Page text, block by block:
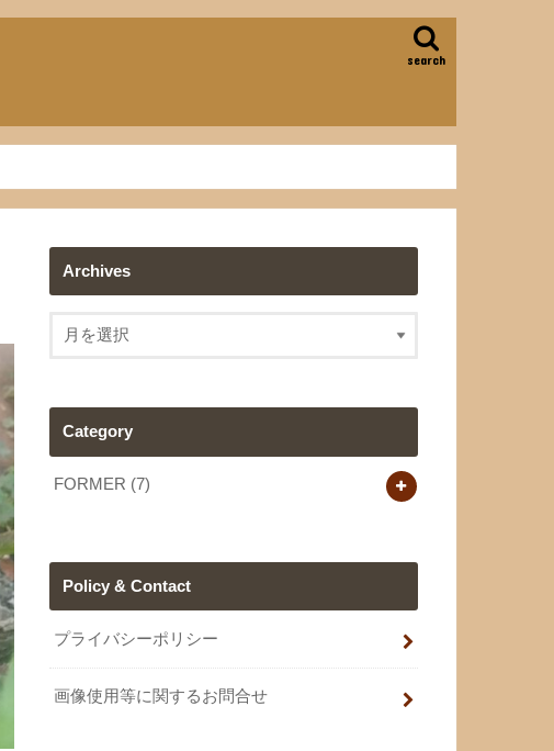
search
Archives
Category
FORMER (7)
Policy & Contact
プライバシーポリシー
画像使用等に関するお問合せ